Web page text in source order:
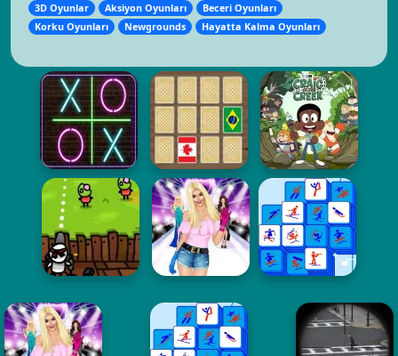
3D Oyunlar
Aksiyon Oyunları
Beceri Oyunları
Korku Oyunları
Newgrounds Hayatta Kalma Oyunları